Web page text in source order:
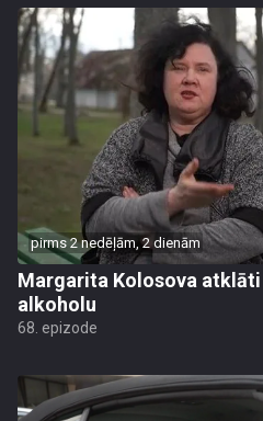
pirms 2 nedēļām, 2 dienām
Margarita Kolosova
alkoholu
68. epizode